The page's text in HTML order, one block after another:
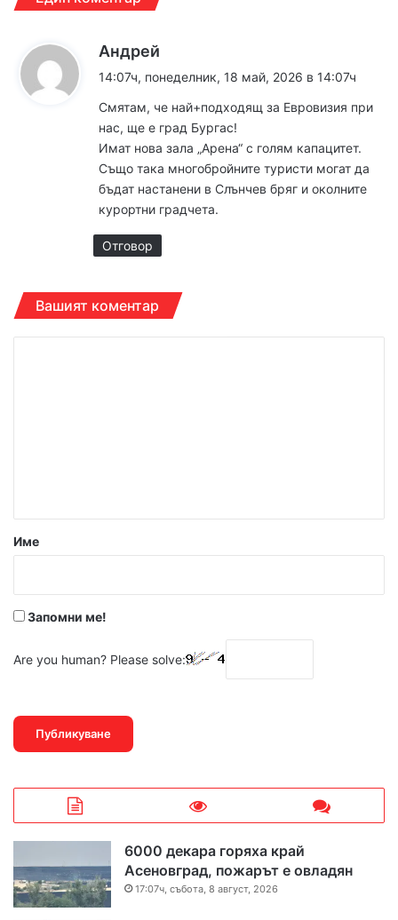
Андрей
а
:
14:07ч, понеделник, 18 май, 2026 в 14:07ч
Смятам, че най+подходящ за Евровизия при
нас, ще е град Бургас!
Имат нова зала „Арена“ с голям капацитет.
Също така многобройните туристи могат да
бъдат настанени в Слънчев бряг и околните
курортни градчета.
Отговор
Вашият коментар
р
Име
Запомни ме!
Are you human? Please solve:
6000 декара горяха край
Асеновград, пожарът е овладян
17:07ч, събота, 8 август, 2026